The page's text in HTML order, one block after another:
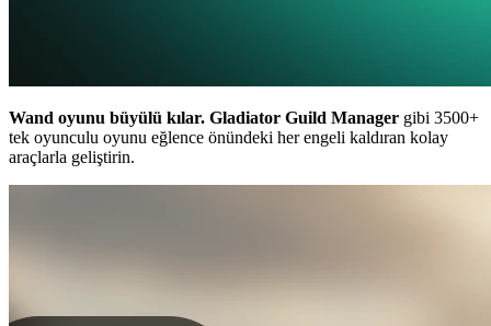
Wand oyunu büyülü kılar. Gladiator Guild Manager gibi 3500+
tek oyunculu oyunu eğlence önündeki her engeli kaldıran kolay
araçlarla geliştirin.